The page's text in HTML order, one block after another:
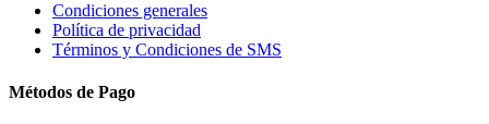
Condiciones generales
Política de privacidad
Términos y Condiciones de SMS
Métodos de Pago